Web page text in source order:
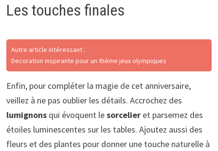
Les touches finales
Autre article intéressant :
Decoration inspirante pour un thème jeux olympiques
Enfin, pour compléter la magie de cet anniversaire,
veillez à ne pas oublier les détails. Accrochez des
lumignonsqui évoquent lesorcelieret parsemez des
étoiles luminescentes sur les tables. Ajoutez aussi des
fleurs et des plantes pour donner une touche naturelle à